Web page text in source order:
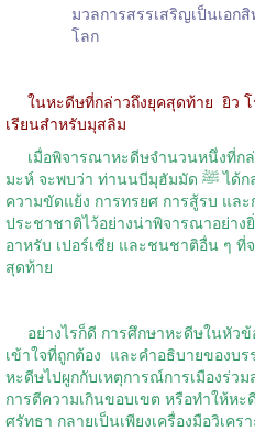
มวลการสรรเสริญเป็นเอก
โลก
ในหะดีษที่กล่าวถึงยุคสุดท้าย ยิว
เรียนสำหรับมุสลิม
เมื่อพิจารณาหะดีษจำนวนหนึ่งที่ก
มะห์ จะพบว่า ท่านนบีมุฮัมมัด ﷺ ได้กล่าวถึงเหตุการณ์ความปั่นป่วน
ความขัดแย้ง การทรยศ การสู้รบ แล
ประชาชาติไว้อย่างน่าพิจารณาอย่าง
อาหรับ เปอร์เซีย และชนชาติอื่น ๆ
สุดท้าย
อย่างไรก็ดี การศึกษาหะดีษในหัว
เข้าใจที่ถูกต้อง และคำอธิบายของบ
หะดีษไปผูกกับเหตุการณ์การเมืองร่ว
การตีความเกินขอบเขต หรือทำให้หะ
ศรัทธา กลายเป็นเพียงเครื่องมือวิเค